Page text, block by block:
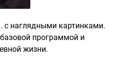
с наглядными картинками.
программой и
жизни.